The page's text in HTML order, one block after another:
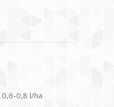
0,6-0,8 l/ha